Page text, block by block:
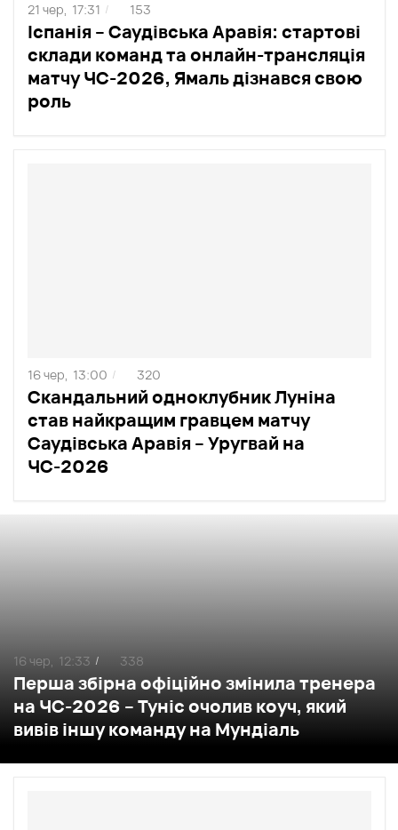
Іспанія – Саудівська Аравія: стартові
склади команд та онлайн-трансляція
матчу ЧС-2026, Ямаль дізнався свою
роль
21 чер, 17:31 / 153
Скандальний одноклубник Луніна
став найкращим гравцем матчу
Саудівська Аравія – Уругвай на
ЧС-2026
16 чер, 13:00 / 320
Перша збірна офіційно змінила тренера
на ЧС-2026 – Туніс очолив коуч, який
вивів іншу команду на Мундіаль
16 чер, 12:33 / 338